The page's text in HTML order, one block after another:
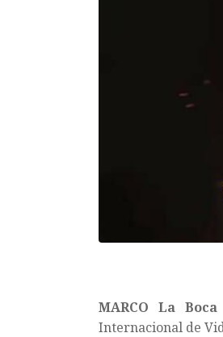
MARCO La Boca
Internacional de